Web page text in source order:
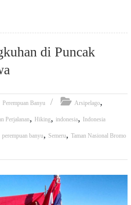
di Puncak
Perempuan Banyu Arsipelago,
Perjalanan, Hiking, indonesia, Indonesia
perempuan banyu, Semeru, Taman Nasional Bromo